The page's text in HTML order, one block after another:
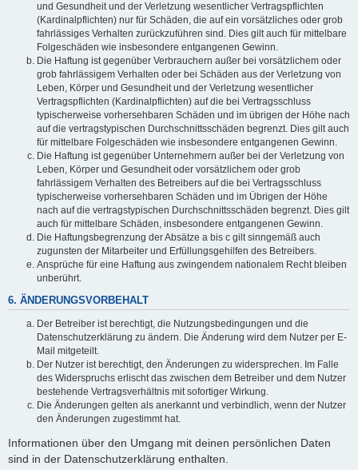
und Gesundheit und der Verletzung wesentlicher Vertragspflichten
(Kardinalpflichten) nur für Schäden, die auf ein vorsätzliches oder grob
fahrlässiges Verhalten zurückzuführen sind. Dies gilt auch für mittelbare
Folgeschäden wie insbesondere entgangenen Gewinn.
Die Haftung ist gegenüber Verbrauchern außer bei vorsätzlichem oder
grob fahrlässigem Verhalten oder bei Schäden aus der Verletzung von
Leben, Körper und Gesundheit und der Verletzung wesentlicher
Vertragspflichten (Kardinalpflichten) auf die bei Vertragsschluss
typischerweise vorhersehbaren Schäden und im übrigen der Höhe nach
auf die vertragstypischen Durchschnittsschäden begrenzt. Dies gilt auch
für mittelbare Folgeschäden wie insbesondere entgangenen Gewinn.
Die Haftung ist gegenüber Unternehmern außer bei der Verletzung von
Leben, Körper und Gesundheit oder vorsätzlichem oder grob
fahrlässigem Verhalten des Betreibers auf die bei Vertragsschluss
typischerweise vorhersehbaren Schäden und im Übrigen der Höhe
nach auf die vertragstypischen Durchschnittsschäden begrenzt. Dies gilt
auch für mittelbare Schäden, insbesondere entgangenen Gewinn.
Die Haftungsbegrenzung der Absätze a bis c gilt sinngemäß auch
zugunsten der Mitarbeiter und Erfüllungsgehilfen des Betreibers.
Ansprüche für eine Haftung aus zwingendem nationalem Recht bleiben
unberührt.
6. ÄNDERUNGSVORBEHALT
Der Betreiber ist berechtigt, die Nutzungsbedingungen und die
Datenschutzerklärung zu ändern. Die Änderung wird dem Nutzer per E-
Mail mitgeteilt.
Der Nutzer ist berechtigt, den Änderungen zu widersprechen. Im Falle
des Widerspruchs erlischt das zwischen dem Betreiber und dem Nutzer
bestehende Vertragsverhältnis mit sofortiger Wirkung.
Die Änderungen gelten als anerkannt und verbindlich, wenn der Nutzer
den Änderungen zugestimmt hat.
Informationen über den Umgang mit deinen persönlichen Daten
sind in der Datenschutzerklärung enthalten.